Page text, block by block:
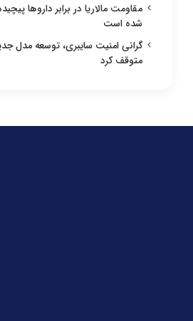
مقاومت مالاریا در برابر داروها
شده است
گرانی امنیت سایبری، توسعه مدل
متوقف کرد